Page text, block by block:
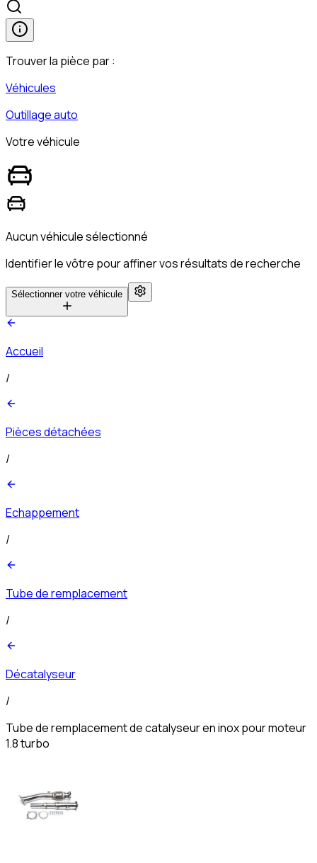
Trouver la pièce par :
Véhicules
Outillage auto
Votre véhicule
Aucun véhicule sélectionné
Identifier le vôtre pour affiner vos résultats de recherche
Sélectionner votre véhicule
Accueil
/
Pièces détachées
/
Echappement
/
Tube de remplacement
/
Décatalyseur
/
Tube de remplacement de catalyseur en inox pour moteur
1.8 turbo